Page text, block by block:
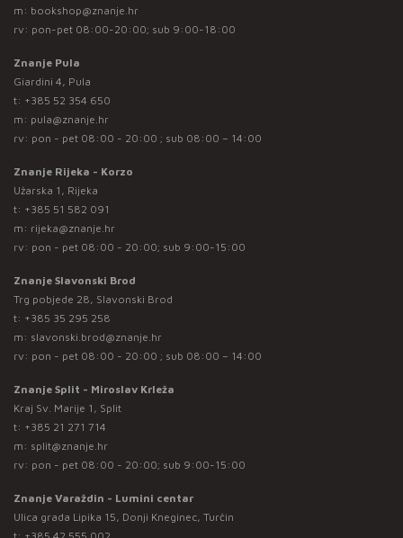
m: bookshop@znanje.hr
rv: pon-pet 08:00-20:00; sub 9:00-18:00
Znanje Pula
Giardini 4, Pula
t: +385 52 354 650
m: pula@znanje.hr
rv: pon - pet 08:00 - 20:00 ; sub 08:00 – 14:00
Znanje Rijeka - Korzo
Užarska 1, Rijeka
t: +385 51 582 091
m: rijeka@znanje.hr
rv: pon - pet 08:00 - 20:00; sub 9:00-15:00
Znanje Slavonski Brod
Trg pobjede 28, Slavonski Brod
t: +385 35 295 258
m: slavonski.brod@znanje.hr
rv: pon - pet 08:00 - 20:00 ; sub 08:00 – 14:00
Znanje Split - Miroslav Krleža
Kraj Sv. Marije 1, Split
t: +385 21 271 714
m: split@znanje.hr
rv: pon - pet 08:00 - 20:00; sub 9:00-15:00
Znanje Varaždin - Lumini centar
Ulica grada Lipika 15, Donji Kneginec, Turčin